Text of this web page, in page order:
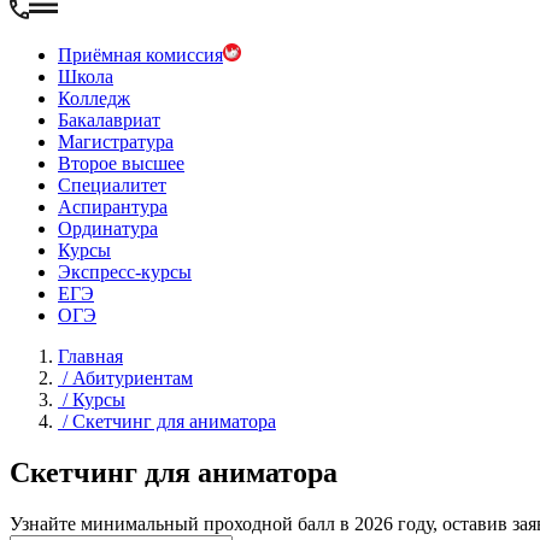
Приёмная комиссия
Школа
Колледж
Бакалавриат
Магистратура
Второе высшее
Специалитет
Аспирантура
Ординатура
Курсы
Экспресс-курсы
ЕГЭ
ОГЭ
Главная
/Абитуриентам
/Курсы
/Скетчинг для аниматора
Скетчинг для аниматора
Узнайте минимальный проходной балл в 2026 году, оставив